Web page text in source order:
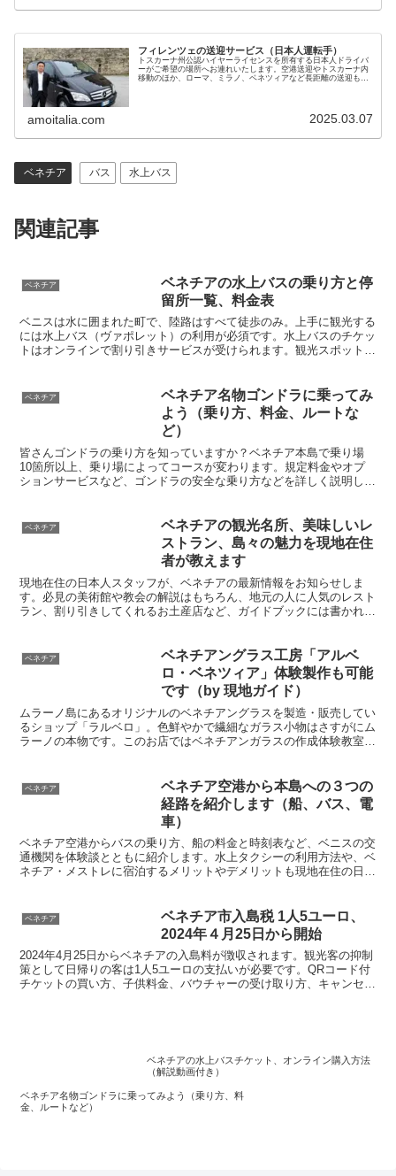
フィレンツェの送迎サービス（日本人運転手）
トスカーナ州公認ハイヤーライセンスを所有する日本人ドライバ
ーがご希望の場所へお連れいたします。空港送迎やトスカーナ内
移動のほか、ローマ、ミラノ、ベネツィアなど長距離の送迎も可
amoitalia.com 2025.03.07
ベネチア バス 水上バス
関連記事
ベネチア
ベネチアの水上バスの乗り方と停
留所一覧、料金表
ベニスは水に囲まれた町で、陸路はすべて徒歩のみ。上手に観光する
には水上バス（ヴァポレット）の利用が必須です。水上バスのチケッ
トはオンラインで割り引きサービスが受けられます。観光スポットで
ベネチア
ベネチア名物ゴンドラに乗ってみ
よう（乗り方、料金、ルートな
ど）
皆さんゴンドラの乗り方を知っていますか？ベネチア本島で乗り場
10箇所以上、乗り場によってコースが変わります。規定料金やオプ
ションサービスなど、ゴンドラの安全な乗り方などを詳しく説明しま
ベネチア
ベネチアの観光名所、美味しいレ
ストラン、島々の魅力を現地在住
者が教えます
現地在住の日本人スタッフが、ベネチアの最新情報をお知らせしま
す。必見の美術館や教会の解説はもちろん、地元の人に人気のレスト
ラン、割り引きしてくれるお土産店など、ガイドブックには書かれて
ベネチア
ベネチアングラス工房「アルベ
ロ・ベネツィア」体験製作も可能
です（by 現地ガイド）
ムラーノ島にあるオリジナルのベネチアングラスを製造・販売してい
るショップ「ラルベロ」。色鮮やかで繊細なガラス小物はさすがにム
ラーノの本物です。このお店ではベネチアンガラスの作成体験教室も
ます。
ベネチア
ベネチア空港から本島への３つの
経路を紹介します（船、バス、電
車）
ベネチア空港からバスの乗り方、船の料金と時刻表など、ベニスの交
通機関を体験談とともに紹介します。水上タクシーの利用方法や、ベ
ネチア・メストレに宿泊するメリットやデメリットも現地在住の日本
ベネチア
ベネチア市入島税 1人5ユーロ、
2024年４月25日から開始
2024年4月25日からベネチアの入島料が徴収されます。観光客の抑制
策として日帰りの客は1人5ユーロの支払いが必要です。QRコード付
チケットの買い方、子供料金、バウチャーの受け取り方、キャンセル
ベネチアの水上バスチケット、オンライン購入方法
（解説動画付き）
ベネチア名物ゴンドラに乗ってみよう（乗り方、料
金、ルートなど）